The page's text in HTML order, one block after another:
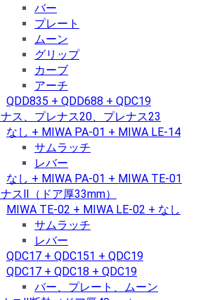
バー
プレート
ムーン
グリップ
カーブ
アーチ
QDD835 + QDD688 + QDC19
ス、プレナス20、プレナス23
なし + MIWA PA-01 + MIWA LE-14
サムラッチ
レバー
なし + MIWA PA-01 + MIWA TE-01
スⅡ（ドア厚33mm）
MIWA TE-02 + MIWA LE-02 + なし
サムラッチ
レバー
QDC17 + QDC151 + QDC19
QDC17 + QDC18 + QDC19
バー、プレート、ムーン